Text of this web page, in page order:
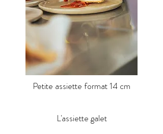
Petite assiette format 14 cm
L'assiette galet